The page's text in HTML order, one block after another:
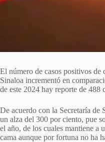
El número de casos positivos de
Sinaloa incrementó en
de este 2024 hay reporte de 488
De acuerdo con la Secretaría de
un alza del 300 por ciento, pue
el año, de los cuales mantiene a
cama aunque por fortuna no ha